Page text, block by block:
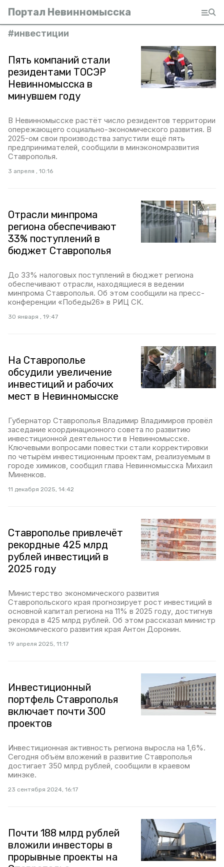
Портал Невинномысска
#инвестиции
Пять компаний стали
резидентами ТОСЭР
Невинномысска в
минувшем году
В Невинномысске растёт число резидентов территории
опережающего социально-экономического развития. В
2025-ом свои производства запустили ещё пять
предпринимателей, сообщили в минэкономразвития
Ставрополья.
3 апреля , 10:16
Отрасли минпрома
региона обеспечивают
33% поступлений в
бюджет Ставрополья
До 33% налоговых поступлений в бюджет региона
обеспечивают отрасли, находящиеся в ведении
минпрома Ставрополья. Об этом сообщили на пресс-
конференции «Победы26» в РИЦ СК.
30 января , 19:47
На Ставрополье
обсудили увеличение
инвестиций и рабочих
мест в Невинномысске
Губернатор Ставрополья Владимир Владимиров провёл
заседание координационного совета по развитию
инвестиционной деятельности в Невинномысске.
Ключевыми вопросами повестки стали корректировки
по четырём инвестиционным проектам, реализуемым в
городе химиков, сообщил глава Невинномысска Михаил
Миненков.
11 декабря 2025, 14:42
Ставрополье привлечёт
рекордные 425 млрд
рублей инвестиций в
2025 году
Министерство экономического развития
Ставропольского края прогнозирует рост инвестиций в
основной капитал региона на 11% в 2025 году, достигнув
рекорда в 425 млрд рублей. Об этом рассказал министр
экономического развития края Антон Доронин.
19 апреля 2025, 11:17
Инвестиционный
портфель Ставрополья
включает почти 300
проектов
Инвестиционная активность региона выросла на 1,6%.
Сегодня объём вложений в развитие Ставрополья
достигает 350 млрд рублей, сообщили в краевом
минэке.
23 сентября 2024, 16:17
Почти 188 млрд рублей
вложили инвесторы в
прорывные проекты на